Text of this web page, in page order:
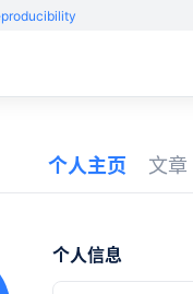
个人主页 文章
个人信息